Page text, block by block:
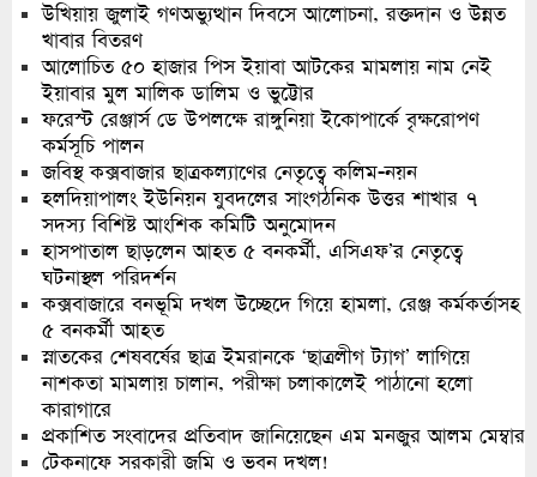
উখিয়ায় জুলাই গণঅভ্যুত্থান দিবসে আলোচনা, রক্তদান ও উন্নত
খাবার বিতরণ
আলোচিত ৫০ হাজার পিস ইয়াবা আটকের মামলায় নাম নেই
ইয়াবার মুল মালিক ডালিম ও ভুট্টোর
ফরেস্ট রেঞ্জার্স ডে উপলক্ষে রাঙ্গুনিয়া ইকোপার্কে বৃক্ষরোপণ
কর্মসূচি পালন
জবিস্থ কক্সবাজার ছাত্রকল্যাণের নেতৃত্বে কলিম-নয়ন
হলদিয়াপালং ইউনিয়ন যুবদলের সাংগঠনিক উত্তর শাখার ৭
সদস্য বিশিষ্ট আংশিক কমিটি অনুমোদন
হাসপাতাল ছাড়লেন আহত ৫ বনকর্মী, এসিএফ’র নেতৃত্বে
ঘটনাস্থল পরিদর্শন
কক্সবাজারে বনভূমি দখল উচ্ছেদে গিয়ে হামলা, রেঞ্জ কর্মকর্তাসহ
৫ বনকর্মী আহত
স্নাতকের শেষবর্ষের ছাত্র ইমরানকে ‘ছাত্রলীগ ট্যাগ’ লাগিয়ে
নাশকতা মামলায় চালান, পরীক্ষা চলাকালেই পাঠানো হলো
কারাগারে
প্রকাশিত সংবাদের প্রতিবাদ জানিয়েছেন এম মনজুর আলম মেম্বার
টেকনাফে সরকারী জমি ও ভবন দখল!